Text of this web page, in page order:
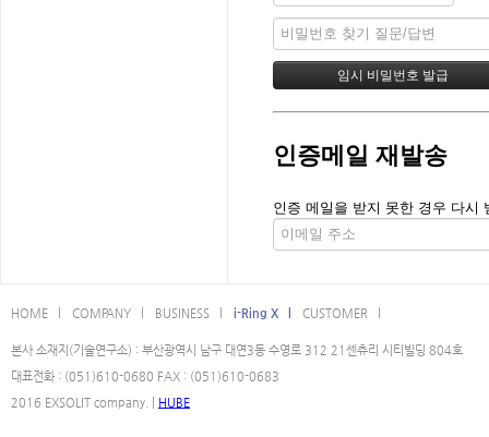
인증메일 재발송
인증 메일을 받지 못한 경우 다시
HOME l COMPANY l BUSINESS l i-Ring X l CUSTOMER l
본사 소재지(기술연구소) : 부산광역시 남구 대연3동 수영로 312 21센츄리 시티빌딩 804호
대표전화 : (051)610-0680 FAX : (051)610-0683
2016 EXSOLIT company. | HUBE